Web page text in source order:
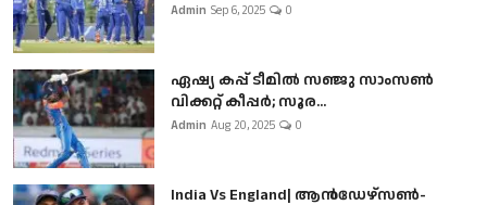
Admin Sep 6, 2025 0
ഏഷ്യ കപ്പ് ടീമിൽ സഞ്ജു സാംസൺ
വിക്കറ്റ് കീപ്പർ; സൂര...
Admin Aug 20, 2025 0
India Vs England| ആൻഡേഴ്സൺ-